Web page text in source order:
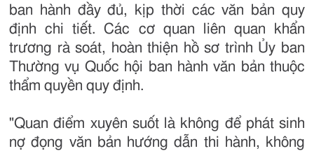
ban hành đầy đủ, kịp thời các văn bản quy
định chi tiết. Các cơ quan liên quan khẩn
trương rà soát, hoàn thiện hồ sơ trình Ủy ban
Thường vụ Quốc hội ban hành văn bản thuộc
thẩm quyền quy định.
"Quan điểm xuyên suốt là không để phát sinh
nợ đọng văn bản hướng dẫn thi hành, không